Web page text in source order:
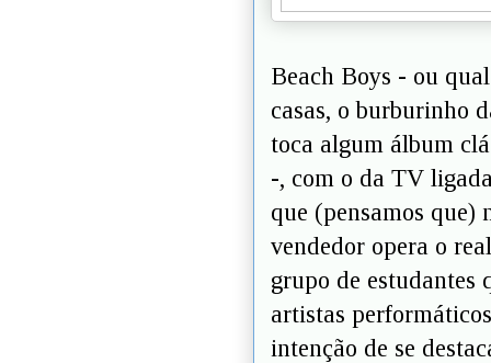
Beach Boys - ou
casas, o burburinho
toca algum álbum
-, com o da TV
que (pensamos que)
vendedor opera o
grupo de estudantes
artistas
intenção de se